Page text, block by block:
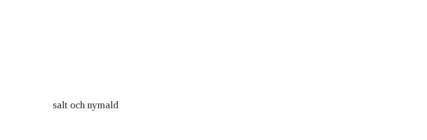
salt och nymald